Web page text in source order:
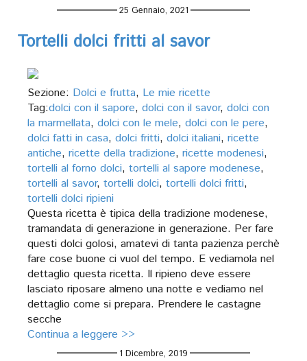
25 Gennaio, 2021
Tortelli dolci fritti al savor
Sezione: Dolci e frutta, Le mie ricette
Tag:dolci con il sapore, dolci con il savor, dolci con
la marmellata, dolci con le mele, dolci con le pere,
dolci fatti in casa, dolci fritti, dolci italiani, ricette
antiche, ricette della tradizione, ricette modenesi,
tortelli al forno dolci, tortelli al sapore modenese,
tortelli al savor, tortelli dolci, tortelli dolci fritti,
tortelli dolci ripieni
Questa ricetta è tipica della tradizione modenese,
tramandata di generazione in generazione. Per fare
questi dolci golosi, amatevi di tanta pazienza perchè
fare cose buone ci vuol del tempo. E vediamola nel
dettaglio questa ricetta. Il ripieno deve essere
lasciato riposare almeno una notte e vediamo nel
dettaglio come si prepara. Prendere le castagne
secche
Continua a leggere >>
1 Dicembre, 2019